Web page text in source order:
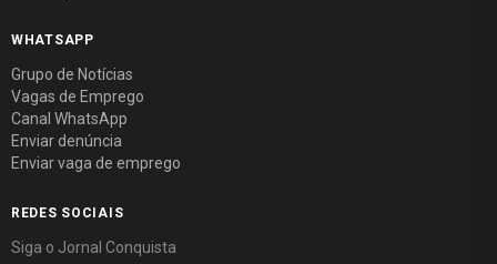
WHATSAPP
Grupo de Notícias
Vagas de Emprego
Canal WhatsApp
Enviar denúncia
Enviar vaga de emprego
REDES SOCIAIS
Siga o Jornal Conquista